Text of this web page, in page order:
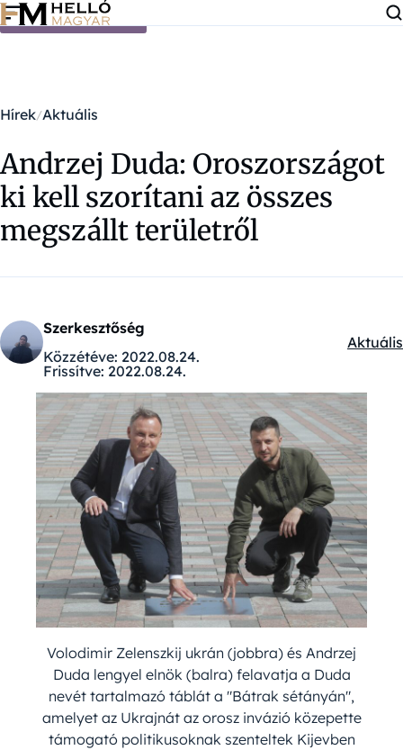
Ugrás a tartalomra
Hírek Aktuális
Andrzej Duda: Oroszországot
ki kell szorítani az összes
megszállt területről
Szerkesztőség
Közzétéve: 2022.08.24.
Frissítve: 2022.08.24.
Aktuális
Volodimir Zelenszkij ukrán (jobbra) és Andrzej
Duda lengyel elnök (balra) felavatja a Duda
nevét tartalmazó táblát a "Bátrak sétányán",
amelyet az Ukrajnát az orosz invázió közepette
támogató politikusoknak szenteltek Kijevben